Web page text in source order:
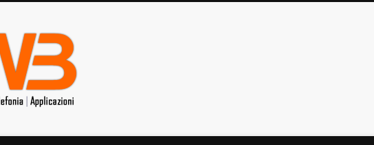
I migliori Video, Recensioni e Prove raccolti in Rete.